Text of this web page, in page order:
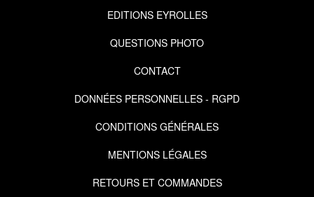
EDITIONS EYROLLES
QUESTIONS PHOTO
CONTACT
DONNÉES PERSONNELLES - RGPD
CONDITIONS GÉNÉRALES
MENTIONS LÉGALES
RETOURS ET COMMANDES